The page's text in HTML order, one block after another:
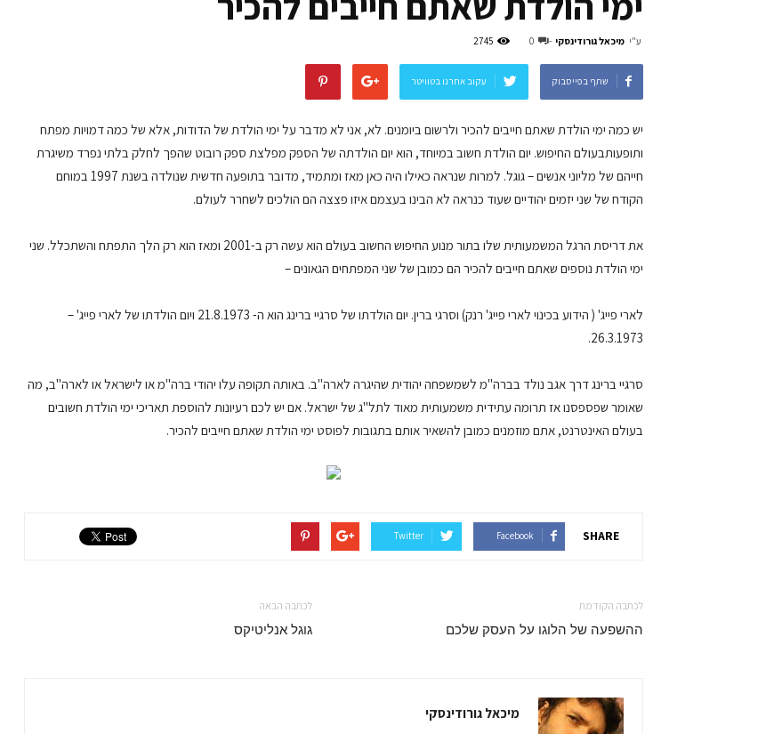
ע"י מיכאל גורודינסקי -
0
2745
שתף בפייסבוק עקוב אחרנו בטוויטר
יש כמה ימי הולדת שאתם חייבים להכיר ולרשום ביומנים. לא, אני לא מדבר על ימי הולדת של הדודות, אלא של כמה דמויות מפתח
ותופעותבעולם החיפוש. יום הולדת חשוב במיוחד, הוא יום הולדתה של הספק מפלצת ספק רובוט שהפך לחלק בלתי נפרד משיגרת
חייהם של מליוני אנשים – גוגל. למרות שנראה כאילו היה כאן מאז ומתמיד, מדובר בתופעה חדשית שנולדה בשנת 1997 במוחם
הקודח של שני יזמים יהודיים שעוד כנראה לא הבינו בעצמם איזו פצצה הם הולכים לשחרר לעולם.
את דריסת הרגל המשמעותית שלו בתור מנוע החיפוש החשוב בעולם הוא עשה רק ב-2001 ומאז הוא רק הלך התפתח והשתכלל. שני
ימי הולדת נוספים שאתם חייבים להכיר הם כמובן של שני המפתחים הגאונים –
לארי פייג' ( הידוע בכינוי לארי פייג' רנק) וסרגי ברין. יום הולדתו של סרגיי ברינג הוא ה- 21.8.1973 ויום הולדתו של לארי פייג' –
26.3.1973.
סרגיי ברינג דרך אגב נולד בברה"מ לשמשפחה יהודית שהיגרה לארה"ב. באותה תקופה עלו יהודי ברה"מ או לישראל או לארה"ב, מה
שאומר שפספסנו אז תרומה עתידית משמעותית מאוד לתל"ג של ישראל. אם יש לכם רעיונות להוספת תאריכי ימי הולדת חשובים
בעולם האינטרנט, אתם מוזמנים כמובן להשאיר אותם בתגובות לפוסט ימי הולדת שאתם חייבים להכיר.
SHARE
Facebook
Twitter
לכתבה הקודמת
ההשפעה של הלוגו על העסק שלכם
לכתבה הבאה
גוגל אנליטיקס
מיכאל גורודינסקי